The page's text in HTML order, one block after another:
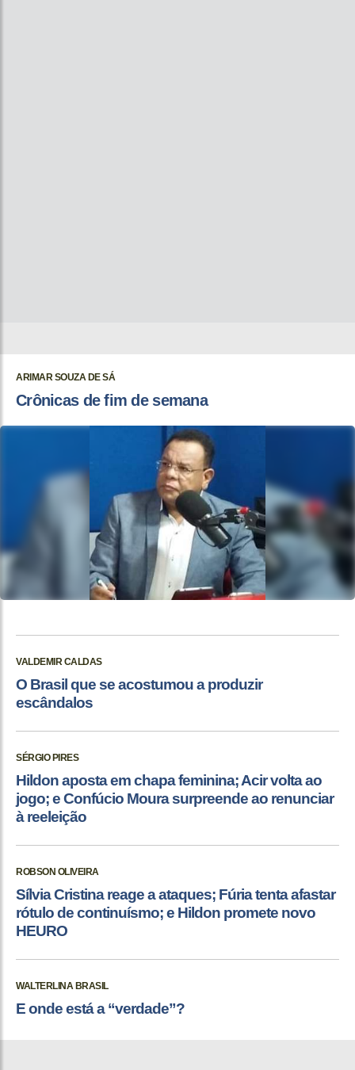
ARIMAR SOUZA DE SÁ
Crônicas de fim de semana
VALDEMIR CALDAS
O Brasil que se acostumou a produzir
escândalos
SÉRGIO PIRES
Hildon aposta em chapa feminina; Acir volta ao
jogo; e Confúcio Moura surpreende ao renunciar
à reeleição
ROBSON OLIVEIRA
Sílvia Cristina reage a ataques; Fúria tenta afastar
rótulo de continuísmo; e Hildon promete novo
HEURO
WALTERLINA BRASIL
E onde está a “verdade”?